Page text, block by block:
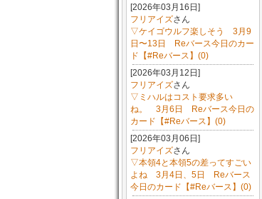
[2026年03月16日]
フリアイズさん
▽ケイゴウルフ楽しそう 3月9
日〜13日 Reバース今日のカー
ド【#Reバース】(0)
[2026年03月12日]
フリアイズさん
▽ミハルはコスト要求多い
ね。 3月6日 Reバース今日の
カード【#Reバース】(0)
[2026年03月06日]
フリアイズさん
▽本領4と本領5の差ってすごい
よね 3月4日、5日 Reバース
今日のカード【#Reバース】(0)